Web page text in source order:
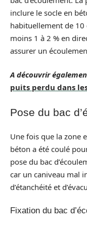
inclure le socle en
habituellement de 10
moins 1 à 2 % en
assurer un
A découvrir
puits perdu dans
Pose du bac
Une fois que la zone
béton a été coulé
pose du bac
car un caniveau mal
d’étanchéité et
Fixation du bac